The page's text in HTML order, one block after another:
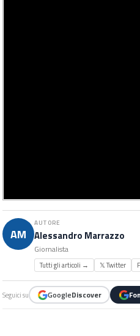
AM
AUTORE
Alessandro Marrazzo
Giornalista
Tutti gli articoli → 𝕏 Twitter
Seguici su GoogleDiscover